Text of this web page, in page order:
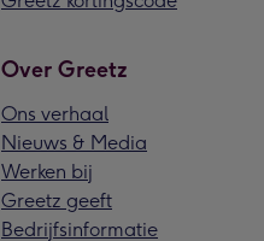
Over Greetz
Ons verhaal
Nieuws & Media
Werken bij
Greetz geeft
Bedrijfsinformatie